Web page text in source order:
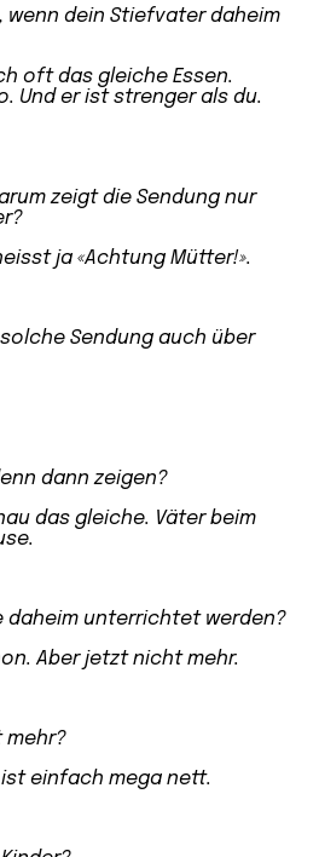
wenn dein Stiefvaterdaheim
oft das gleiche Essen.
Und er ist strenger als du.
zeigt die Sendung nur
?
ja «Achtung Mütter!».
Sendung auch über
dann zeigen?
das gleiche. Väter beim
.
daheim unterrichtet werden?
Aber jetzt nicht mehr.
mehr?
ist einfach mega nett.